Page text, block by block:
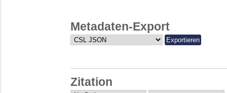
Metadaten-Export
Zitation